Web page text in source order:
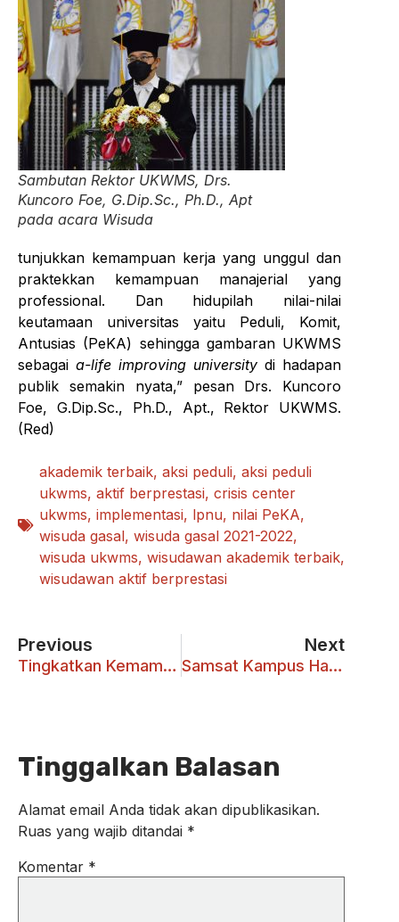
Sambutan Rektor UKWMS, Drs.
Kuncoro Foe, G.Dip.Sc., Ph.D., Apt
pada acara Wisuda
tunjukkan kemampuan kerja yang unggul dan
praktekkan kemampuan manajerial yang
professional. Dan hidupilah nilai-nilai
keutamaan universitas yaitu Peduli, Komit,
Antusias (PeKA) sehingga gambaran UKWMS
sebagaia-life improving university di hadapan
publik semakin nyata,” pesan Drs. Kuncoro
Foe, G.Dip.Sc., Ph.D., Apt., Rektor UKWMS.
(Red)
akademik terbaik, aksi peduli, aksi peduli
ukwms, aktif berprestasi, crisis center
ukwms, implementasi, lpnu, nilai PeKA,
wisuda gasal, wisuda gasal 2021-2022,
wisuda ukwms, wisudawan akademik terbaik,
wisudawan aktif berprestasi
Previous
Tingkatkan Kemampuan Multitasking serta Manajemen Diri; Ilustrator Handal Lulus IPK 3.99
Next
Samsat Kampus Hadir di UKWMS
Tinggalkan Balasan
Alamat email Anda tidak akan dipublikasikan.
Ruas yang wajib ditandai *
Komentar *